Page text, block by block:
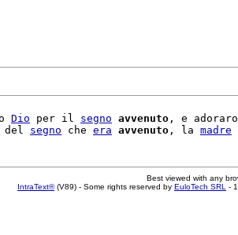
Dio per il segno avvenuto , e
del segno che era avvenuto , la madre
Best viewed with any
IntraText®(V89) - Some rights reserved by EuloTech SRL -